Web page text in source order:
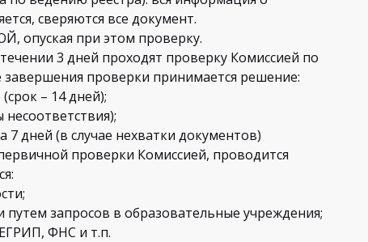
сверяются все документ.
опуская при этом проверку.
3 дней проходят проверку Комиссией по
проверки принимается решение:
– 14 дней);
дней (в случае нехватки документов)
проверки Комиссией, проводится
запросов в образовательные учреждения;
ФНС и т.п.